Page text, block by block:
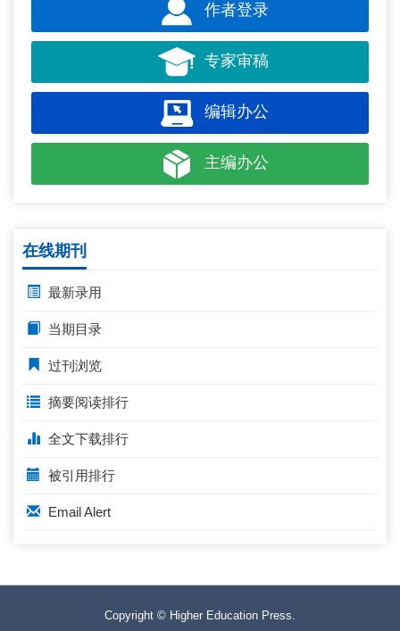
作者登录
专家审稿
编辑办公
主编办公
在线期刊
最新录用
当期目录
过刊浏览
摘要阅读排行
全文下载排行
被引用排行
Email Alert
Copyright © Higher Education Press.